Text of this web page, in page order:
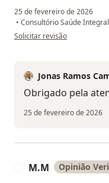
25 de fevereiro de 2026
• Consultório Saúde
na opinião do utilizador MT
Solicitar revisão
Jonas Ramos
Obrigado pela
25 de fevereiro de 2026
M.M Opinião